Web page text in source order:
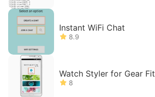
Instant WiFi Chat
8.9
Watch Styler for Gear Fit
8